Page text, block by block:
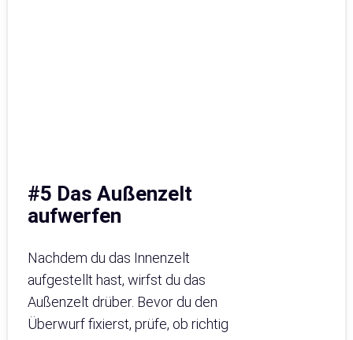
#5 Das Außenzelt
aufwerfen
Nachdem du das Innenzelt
aufgestellt hast, wirfst du das
Außenzelt drüber. Bevor du den
Überwurf fixierst, prüfe, ob richtig